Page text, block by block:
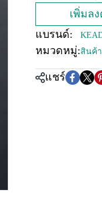
เพิ่มล
แบรนด์:
หมวดหมู่:สินค้
แชร์